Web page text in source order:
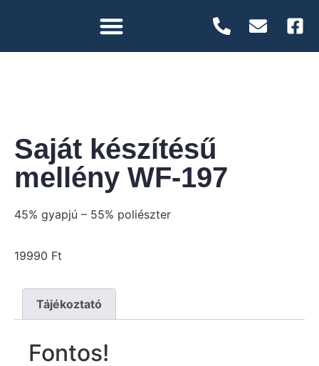
Saját készítésű
mellény WF-197
45% gyapjú – 55% poliészter
19990 Ft
Tájékoztató
Fontos!